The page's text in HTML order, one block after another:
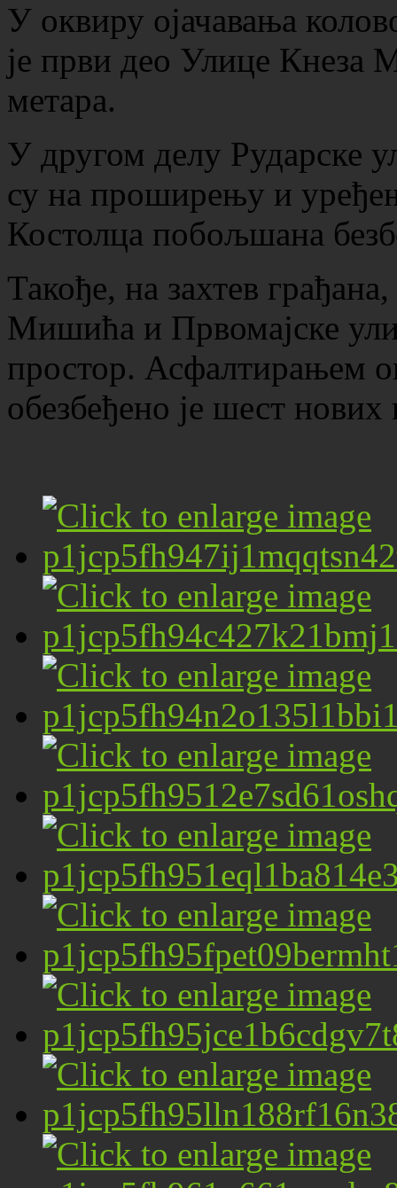
У оквиру ојачавања
је први део Улице
метара.
У другом делу Рударске
су на проширењу и
Костолца побољшана
Такође, на захтев
Мишића и Првомајске
простор. Асфалтирањем
обезбеђено је шест